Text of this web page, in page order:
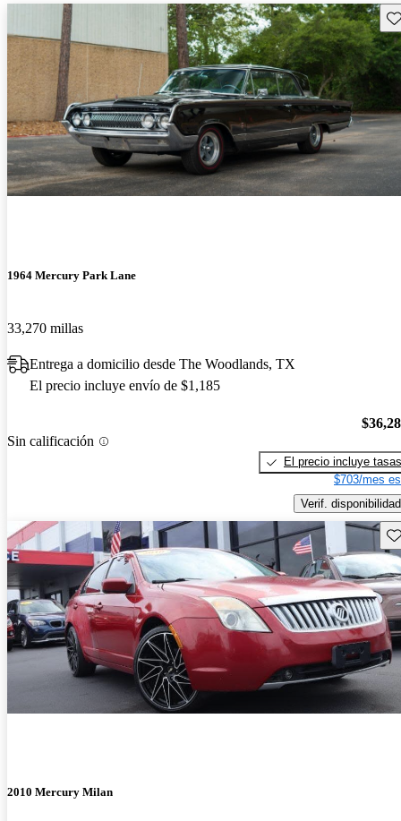
1964 Mercury Park Lane
33,270 millas
Entrega a domicilio desde The Woodlands, TX
El precio incluye envío de $1,185
Sin calificación
El precio incluye tasas
$703/mes
Verif. disponibilidad
2010 Mercury Milan